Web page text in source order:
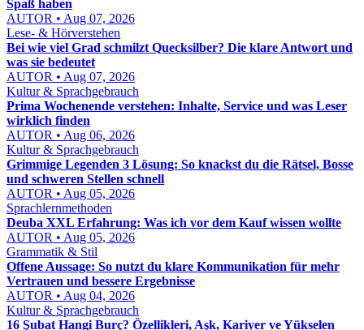
Spaß haben
AUTOR • Aug 07, 2026
Lese- & Hörverstehen
Bei wie viel Grad schmilzt Quecksilber? Die klare Antwort und
was sie bedeutet
AUTOR • Aug 07, 2026
Kultur & Sprachgebrauch
Prima Wochenende verstehen: Inhalte, Service und was Leser
wirklich finden
AUTOR • Aug 06, 2026
Kultur & Sprachgebrauch
Grimmige Legenden 3 Lösung: So knackst du die Rätsel, Bosse
und schweren Stellen schnell
AUTOR • Aug 05, 2026
Sprachlernmethoden
Deuba XXL Erfahrung: Was ich vor dem Kauf wissen wollte
AUTOR • Aug 05, 2026
Grammatik & Stil
Offene Aussage: So nutzt du klare Kommunikation für mehr
Vertrauen und bessere Ergebnisse
AUTOR • Aug 04, 2026
Kultur & Sprachgebrauch
16 Şubat Hangi Burç? Özellikleri, Aşk, Kariyer ve Yükselen